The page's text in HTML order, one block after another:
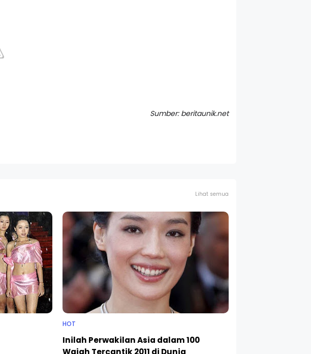
Sumber: beritaunik.net
Lihat semua
HOT
Inilah Perwakilan Asia dalam 100
Wajah Tercantik 2011 di Dunia